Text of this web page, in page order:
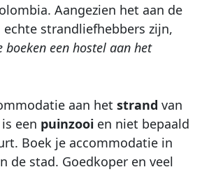
Aangezien het aan de
strandliefhebbers zijn,
boeken een hostel aan het
aan het strand van
een puinzooi en niet bepaald
Boek je accommodatie in
de stad. Goedkoper en veel